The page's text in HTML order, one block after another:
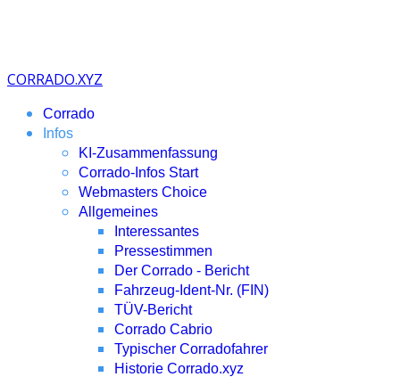
CORRADO.XYZ
Corrado
Infos
KI-Zusammenfassung
Corrado-Infos Start
Webmasters Choice
Allgemeines
Interessantes
Pressestimmen
Der Corrado - Bericht
Fahrzeug-Ident-Nr. (FIN)
TÜV-Bericht
Corrado Cabrio
Typischer Corradofahrer
Historie Corrado.xyz